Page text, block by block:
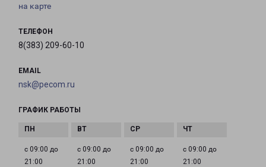
на карте
ТЕЛЕФОН
8(383) 209-60-10
EMAIL
nsk@pecom.ru
ГРАФИК РАБОТЫ
с 09:00 до
21:00
с 09:00 до
21:00
с 09:00 до
21:00
с 09:00 до
21:00